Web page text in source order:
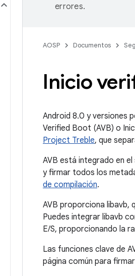
errores.
AOSP Documentos
Inicio
Android 8.0 y versiones
Verified Boot (AVB) o
Project Treble, que
AVB está integrado en
y firmar todos los
de compilación.
AVB proporciona libavb,
Puedes integrar libavb
E/S, proporcionando la
Las funciones clave de
página común para